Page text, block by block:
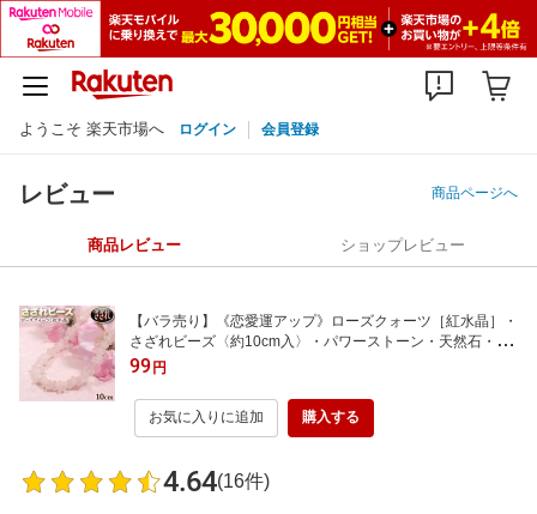
ようこそ 楽天市場へ ログイン 会員登録
レビュー 商品ページへ
商品レビュー ショップレビュー
【バラ売り】《恋愛運アップ》ローズクォーツ［紅水晶］・
さざれビーズ〈約10cm入〉・パワーストーン・天然石・お
守り・ハンドメイド・手作り・パーツ・☆愛と美の女神アフ
99円
お気に入りに追加 購入する
4.64(16件)